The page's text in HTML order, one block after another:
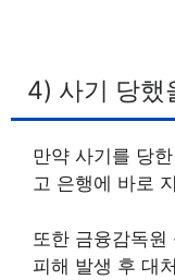
4) 사기 당했
만약 사기를 당
고 은행에 바로
또한 금융감독원
피해 발생 후 대